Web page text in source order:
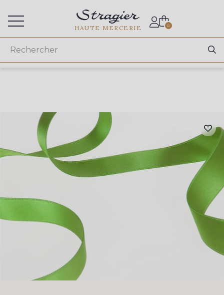
HAUTE MERCERIE 0